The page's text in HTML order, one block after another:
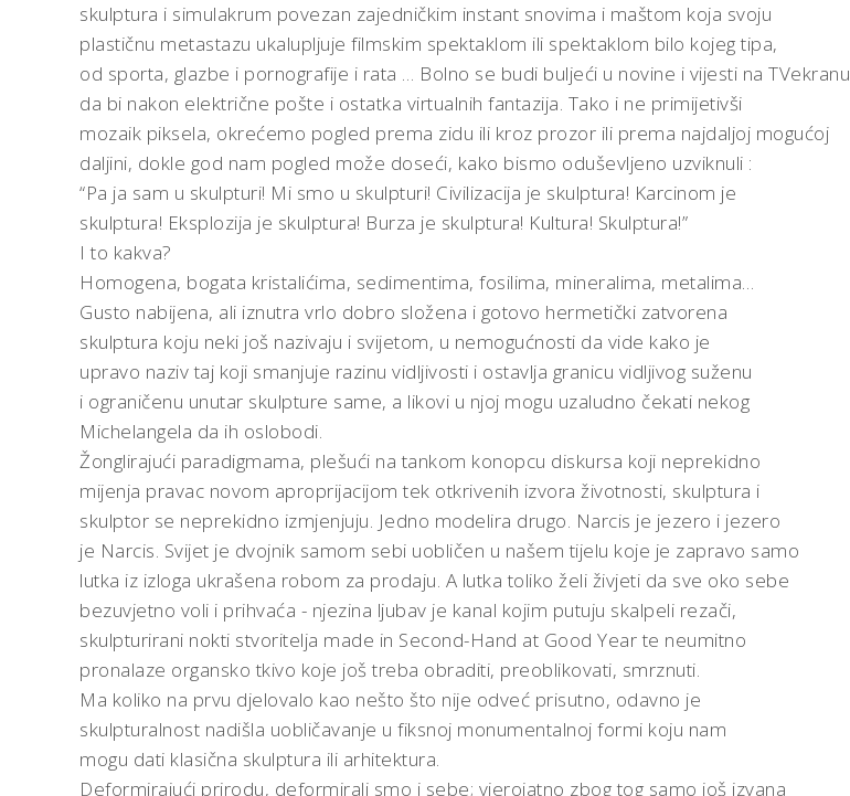
skulptura i simulakrum povezan zajedničkim instant snovima i maštom koja svoju
plastičnu metastazu ukalupljuje filmskim spektaklom ili spektaklom bilo kojeg tipa,
od sporta, glazbe i pornografije i rata … Bolno se budi buljeći u novine i vijesti na TVekranu
da bi nakon električne pošte i ostatka virtualnih fantazija. Tako i ne primijetivši
mozaik piksela, okrećemo pogled prema zidu ili kroz prozor ili prema najdaljoj mogućoj
daljini, dokle god nam pogled može doseći, kako bismo oduševljeno uzviknuli :
“Pa ja sam u skulpturi! Mi smo u skulpturi! Civilizacija je skulptura! Karcinom je
skulptura! Eksplozija je skulptura! Burza je skulptura! Kultura! Skulptura!”
I to kakva?
Homogena, bogata kristalićima, sedimentima, fosilima, mineralima, metalima…
Gusto nabijena, ali iznutra vrlo dobro složena i gotovo hermetički zatvorena
skulptura koju neki još nazivaju i svijetom, u nemogućnosti da vide kako je
upravo naziv taj koji smanjuje razinu vidljivosti i ostavlja granicu vidljivog suženu
i ograničenu unutar skulpture same, a likovi u njoj mogu uzaludno čekati nekog
Michelangela da ih oslobodi.
Žonglirajući paradigmama, plešući na tankom konopcu diskursa koji neprekidno
mijenja pravac novom aproprijacijom tek otkrivenih izvora životnosti, skulptura i
skulptor se neprekidno izmjenjuju. Jedno modelira drugo. Narcis je jezero i jezero
je Narcis. Svijet je dvojnik samom sebi uobličen u našem tijelu koje je zapravo samo
lutka iz izloga ukrašena robom za prodaju. A lutka toliko želi živjeti da sve oko sebe
bezuvjetno voli i prihvaća - njezina ljubav je kanal kojim putuju skalpeli rezači,
skulpturirani nokti stvoritelja made in Second-Hand at Good Year te neumitno
pronalaze organsko tkivo koje još treba obraditi, preoblikovati, smrznuti.
Ma koliko na prvu djelovalo kao nešto što nije odveć prisutno, odavno je
skulpturalnost nadišla uobličavanje u fiksnoj monumentalnoj formi koju nam
mogu dati klasična skulptura ili arhitektura.
Deformirajući prirodu, deformirali smo i sebe; vjerojatno zbog tog samo još izvana